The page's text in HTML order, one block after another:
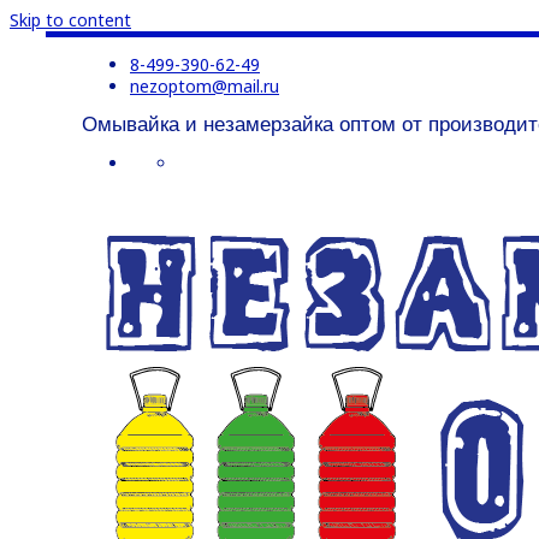
Skip to content
8-499-390-62-49
nezoptom@mail.ru
Омывайка и незамерзайка оптом от